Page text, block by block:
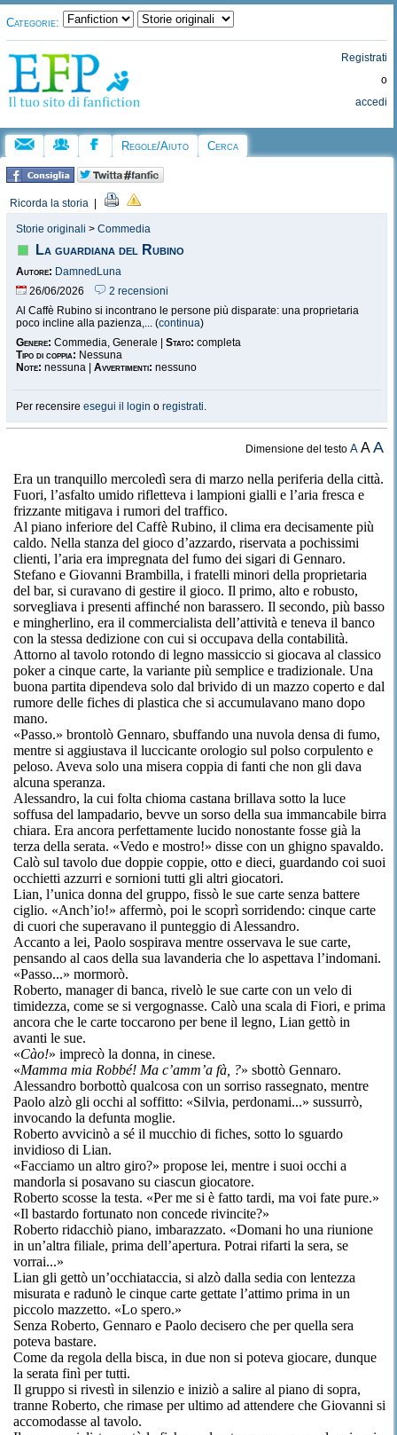
Categorie:
Registrati
o
accedi
Regole/Aiuto Cerca
Ricorda la storia
Storie originali > Commedia
La guardiana del Rubino
Autore: DamnedLuna
26/06/2026
2 recensioni
Al Caffè Rubino si incontrano le persone più disparate: una proprietaria
poco incline alla pazienza,... (continua)
Genere: Commedia, Generale | Stato: completa
Tipo di coppia: Nessuna
Note: nessuna | Avvertimenti: nessuno
Per recensire esegui il login o registrati.
Dimensione del testoA AA
Era un tranquillo mercoledì sera di marzo nella periferia della città.
Fuori, l’asfalto umido rifletteva i lampioni gialli e l’aria fresca e
frizzante mitigava i rumori del traffico.
Al piano inferiore del Caffè Rubino, il clima era decisamente più
caldo. Nella stanza del gioco d’azzardo, riservata a pochissimi
clienti, l’aria era impregnata del fumo dei sigari di Gennaro.
Stefano e Giovanni Brambilla, i fratelli minori della proprietaria
del bar, si curavano di gestire il gioco. Il primo, alto e robusto,
sorvegliava i presenti affinché non barassero. Il secondo, più basso
e mingherlino, era il commercialista dell’attività e teneva il banco
con la stessa dedizione con cui si occupava della contabilità.
Attorno al tavolo rotondo di legno massiccio si giocava al classico
poker a cinque carte, la variante più semplice e tradizionale. Una
buona partita dipendeva solo dal brivido di un mazzo coperto e dal
rumore delle fiches di plastica che si accumulavano mano dopo
mano.
«Passo.» brontolò Gennaro, sbuffando una nuvola densa di fumo,
mentre si aggiustava il luccicante orologio sul polso corpulento e
peloso. Aveva solo una misera coppia di fanti che non gli dava
alcuna speranza.
Alessandro, la cui folta chioma castana brillava sotto la luce
soffusa del lampadario, bevve un sorso della sua immancabile birra
chiara. Era ancora perfettamente lucido nonostante fosse già la
terza della serata. «Vedo e mostro!» disse con un ghigno spavaldo.
Calò sul tavolo due doppie coppie, otto e dieci, guardando coi suoi
occhietti azzurri e sornioni tutti gli altri giocatori.
Lian, l’unica donna del gruppo, fissò le sue carte senza battere
ciglio. «Anch’io!» affermò, poi le scoprì sorridendo: cinque carte
di cuori che superavano il punteggio di Alessandro.
Accanto a lei, Paolo sospirava mentre osservava le sue carte,
pensando al caos della sua lavanderia che lo aspettava l’indomani.
«Passo...» mormorò.
Roberto, manager di banca, rivelò le sue carte con un velo di
timidezza, come se si vergognasse. Calò una scala di Fiori, e prima
ancora che le carte toccarono per bene il legno, Lian gettò in
avanti le sue.
«Cào!» imprecò la donna, in cinese.
«Mamma mia Robbé! Ma c’amm’a fà, ?» sbottò Gennaro.
Alessandro borbottò qualcosa con un sorriso rassegnato, mentre
Paolo alzò gli occhi al soffitto: «Silvia, perdonami...» sussurrò,
invocando la defunta moglie.
Roberto avvicinò a sé il mucchio di fiches, sotto lo sguardo
invidioso di Lian.
«Facciamo un altro giro?» propose lei, mentre i suoi occhi a
mandorla si posavano su ciascun giocatore.
Roberto scosse la testa. «Per me si è fatto tardi, ma voi fate pure.»
«Il bastardo fortunato non concede rivincite?»
Roberto ridacchiò piano, imbarazzato. «Domani ho una riunione
in un’altra filiale, prima dell’apertura. Potrai rifarti la sera, se
vorrai...»
Lian gli gettò un’occhiataccia, si alzò dalla sedia con lentezza
misurata e radunò le cinque carte gettate l’attimo prima in un
piccolo mazzetto. «Lo spero.»
Senza Roberto, Gennaro e Paolo decisero che per quella sera
poteva bastare.
Come da regola della bisca, in due non si poteva giocare, dunque
la serata finì per tutti.
Il gruppo si rivestì in silenzio e iniziò a salire al piano di sopra,
tranne Roberto, che rimase per ultimo ad attendere che Giovanni si
accomodasse al tavolo.